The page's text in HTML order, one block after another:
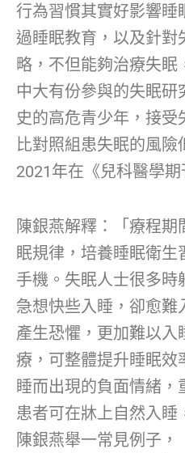
行為習慣其實好影響睡
過睡眠教育，以及針對
略，不但能夠治療失眠
中大有份參與的失眠
史的高危青少年，接受
比對照組患失眠的風
2021年在《兒科醫學期
陳銀燕解釋：「療程
眠規律，培養睡眠衛
手機。失眠人士很多時
急想快些入睡，卻愈
產生恐懼，更加難以入
療，可整體提升睡眠效
睡而出現的負面情緒
患者可在牀上自然入睡
陳銀燕舉一常見例子